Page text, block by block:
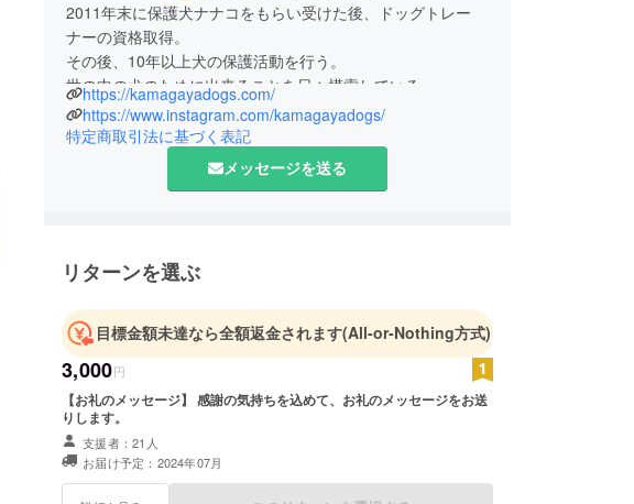
2011年末に保護犬ナナコをもらい受けた後、ドッグトレー
ナーの資格取得。
その後、10年以上犬の保護活動を行う。
世の中の犬のために出来ることを日々模索している。
2022年11月に千葉県鎌ケ谷市に鎌ケ谷ドッグスをオープン。
地域の犬の居心地のいい空間を作るために模索している。
https://kamagayadogs.com/
https://www.instagram.com/kamagayadogs/
特定商取引法に基づく表記
メッセージを送る
リターンを選ぶ
目標金額未達なら全額返金されます(All-or-Nothing方式)
3,000円
【お礼のメッセージ】 感謝の気持ちを込めて、お礼のメッセージをお送
りします。
支援者：21人
お届け予定：2024年07月